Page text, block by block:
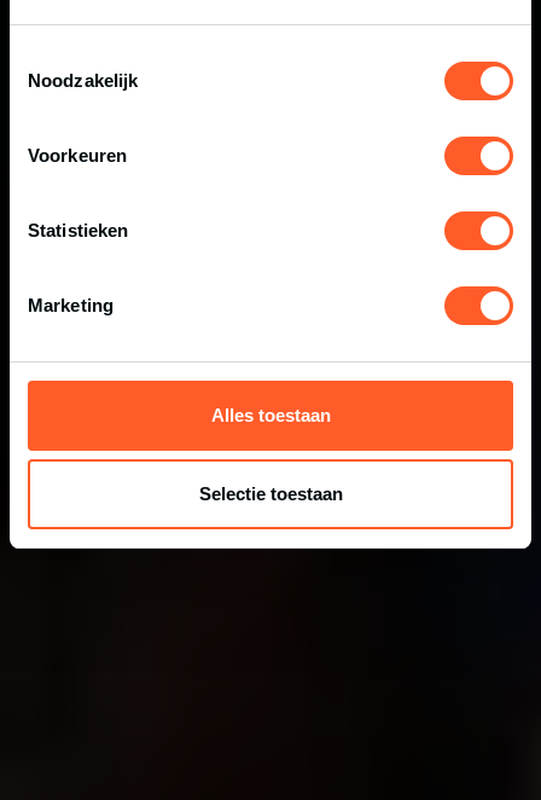
Noodzakelijk
Voorkeuren
Statistieken
Marketing
Alles toestaan
Selectie toestaan